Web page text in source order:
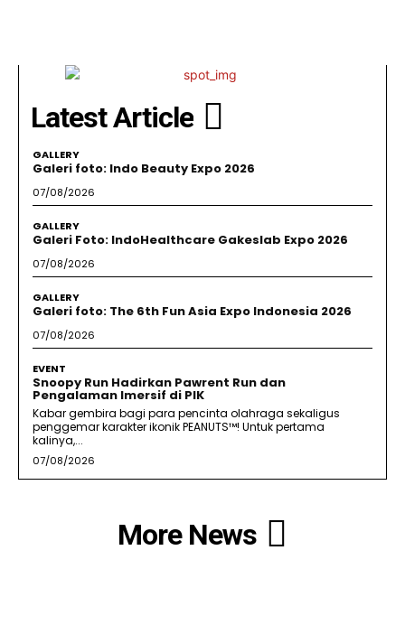
Latest Article
GALLERY
Galeri foto: Indo Beauty Expo 2026
07/08/2026
GALLERY
Galeri Foto: IndoHealthcare Gakeslab Expo 2026
07/08/2026
GALLERY
Galeri foto: The 6th Fun Asia Expo Indonesia 2026
07/08/2026
EVENT
Snoopy Run Hadirkan Pawrent Run dan
Pengalaman Imersif di PIK
Kabar gembira bagi para pencinta olahraga sekaligus
penggemar karakter ikonik PEANUTS™! Untuk pertama
kalinya,...
07/08/2026
More News